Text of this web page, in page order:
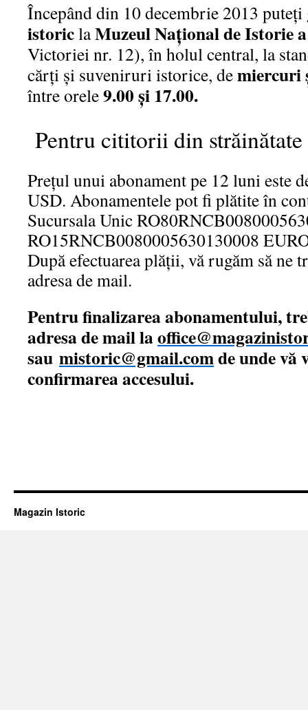
Începând din 10 decembrie 2013
istoriclaMuzeul Naţional de Istorie
Victoriei nr. 12), în holul central, la
cărţi şi suveniruri istorice, demiercuri
între orele9.00 şi 17.00.
Pentru cititorii din străinătate
Preţul unui abonament pe 12 luni este
USD. Abonamentele pot fi plătite în
Sucursala Unic
RO15RNCB0080005630130008
După efectuarea plăţii, vă rugăm să ne
adresa de mail.
Pentru finalizarea abonamentului,
adresa de mail la
sau mistoric@gmail.comde unde vă
confirmarea accesului.
Magazin Istoric